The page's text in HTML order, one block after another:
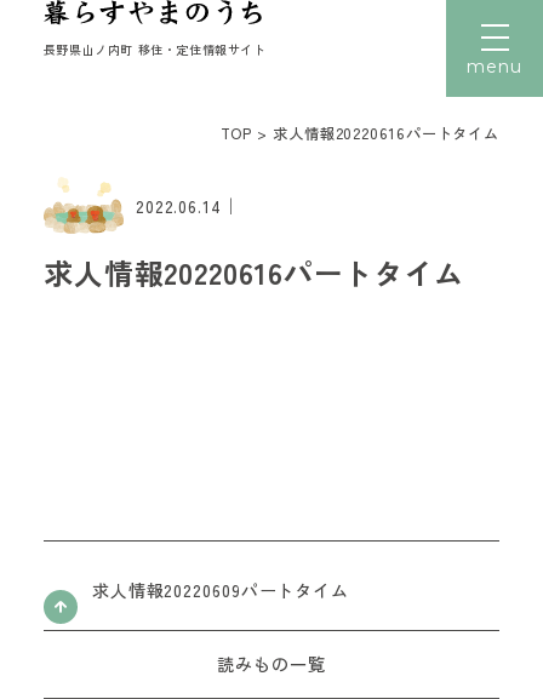
長野県山ノ内町 移住・定住情報サイト
文字サイズ 小 中 大
働く
お問い合わせフォーム
menu
TOP > 求人情報20220616パートタイム
2022.06.14 ｜
求人情報20220616パートタイム
求人情報20220609パートタイム
読みもの一覧